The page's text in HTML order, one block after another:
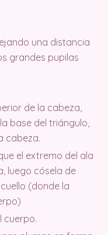
una distancia
grandes pupilas
de la cabeza,
base del triángulo,
cabeza.
el extremo del ala
luego cósela de
(donde la
cuerpo.